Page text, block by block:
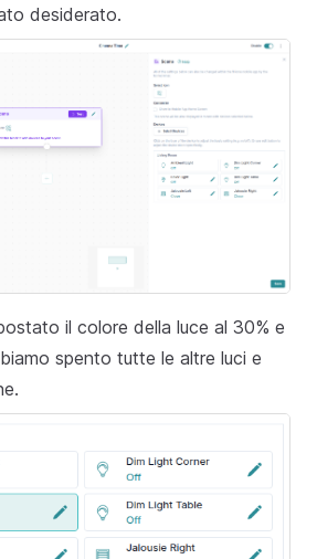
desiderato.
il colore della luce al 30% e
spento tutte le altre luci e